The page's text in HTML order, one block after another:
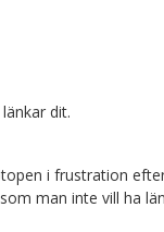
dit.
i frustration
man inte vill ha